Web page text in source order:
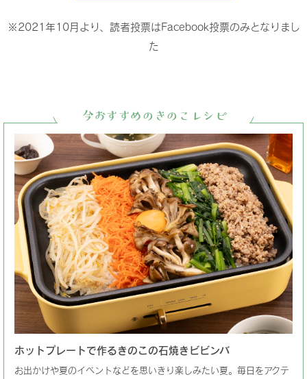
※2021年10月より、読者投票はFacebook投票のみとなりまし
た
今おすすめのきのこレシピ
ホットプレートで作るきのこの石焼きビビンバ
お出かけや夏のイベントなどを思いきり楽しみたい夏。毎日をアクテ